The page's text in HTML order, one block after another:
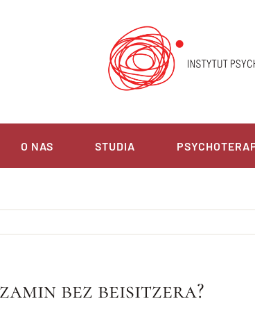
O NAS STUDIA
bez beisitzera?